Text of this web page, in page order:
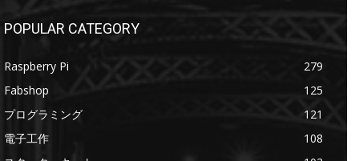
POPULAR CATEGORY
Raspberry Pi
279
Fabshop
125
プログラミング
121
電子工作
108